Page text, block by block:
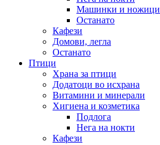
Машинки и ножици
Останато
Кафези
Домови, легла
Останато
Птици
Храна за птици
Додатоци во исхрана
Витамини и минерали
Хигиена и козметика
Подлога
Нега на нокти
Кафези